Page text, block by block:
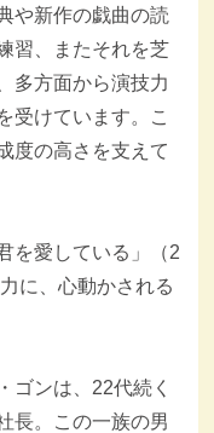
や新作の戯曲の読
習、またそれを芝
多方面から演技力
受けています。こ
度の高さを支えて
を愛している」（2
に、心動かされる
ンは、22代続く
長。この一族の男